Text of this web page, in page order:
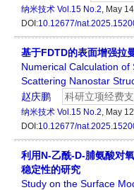
纳米技术 Vol.15 No.2, May
DOI:10.12677/
基于FDTD的表面增强拉
Numerical Calculation
Scattering Nanostar
赵庆鹏
科研立项经费
纳米技术 Vol.15 No.2, May
DOI:10.12677/
利用N-乙酰-D-脯氨酸对
稳定性的研究
Study on the Surface